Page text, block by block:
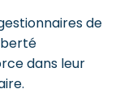
de
dans leur